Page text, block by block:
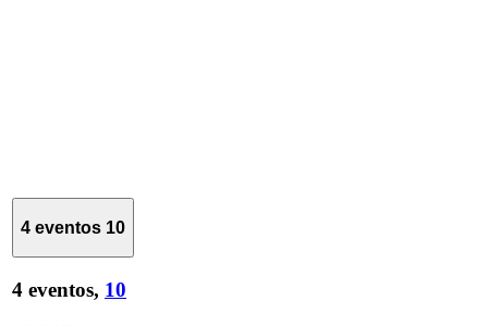
4 eventos 10
4 eventos, 10